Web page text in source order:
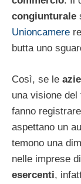
congiunturale
Unioncamere
butta uno
Così, se le
una visione
fanno
aspettano un
temono una
nelle imprese
esercenti,